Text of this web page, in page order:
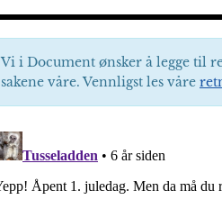
Vi i Document ønsker å legge til
sakene våre. Vennligst les våre